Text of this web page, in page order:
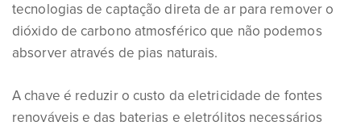
tecnologias de captação direta de ar para remover o
dióxido de carbono atmosférico que não podemos
absorver através de pias naturais.
A chave é reduzir o custo da eletricidade de fontes
renováveis e das baterias e eletrólitos necessários